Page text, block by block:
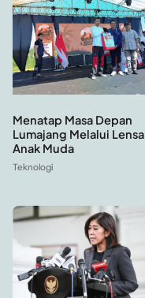
Menatap Masa Depan
Lumajang Melalui Lensa
Anak Muda
Teknologi